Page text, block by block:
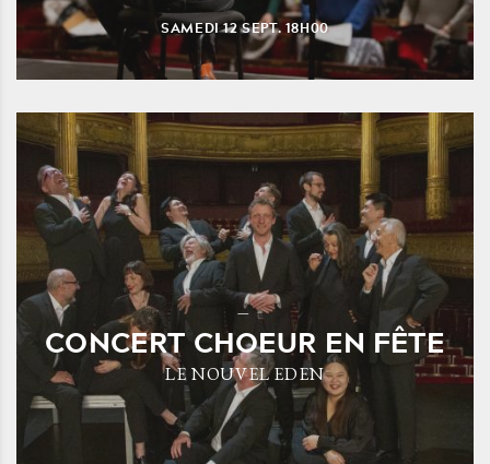
SAMEDI12SEPT. 18H00
CONCERT CHOEUR EN FÊTE
LE NOUVEL EDEN